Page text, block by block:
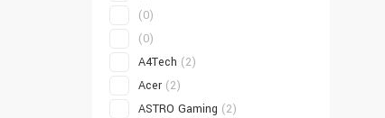
(0)
(0)
A4Tech (2)
Acer (2)
ASTRO Gaming (2)